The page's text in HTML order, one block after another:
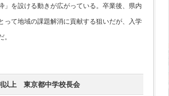
を設ける動きが広がっている。卒業後、県内
って地域の課題解消に貢献する狙いだが、入学
以上 東京都中学校長会